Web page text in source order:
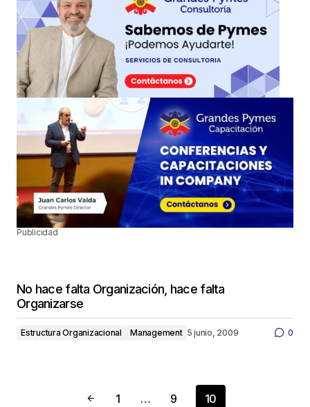
Publicidad
No hace falta Organización, hace falta
Organizarse
Estructura Organizacional Management 5 junio, 2009 0
1 … 9 10